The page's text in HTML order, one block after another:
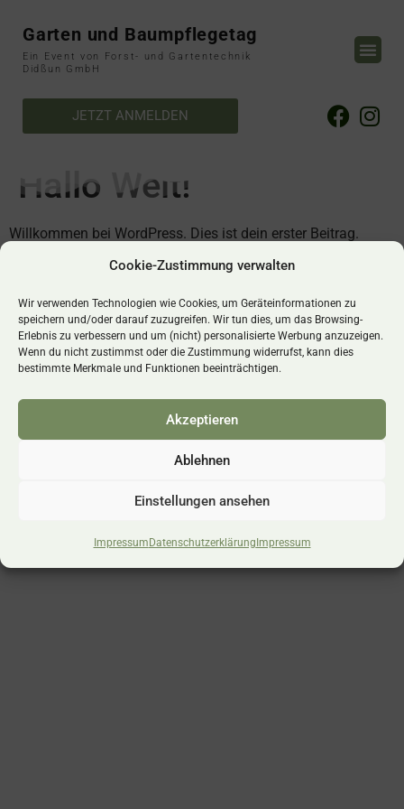
Cookie-Zustimmung verwalten
Wir verwenden Technologien wie Cookies, um Geräteinformationen zu
speichern und/oder darauf zuzugreifen. Wir tun dies, um das Browsing-
Erlebnis zu verbessern und um (nicht) personalisierte Werbung anzuzeigen.
Wenn du nicht zustimmst oder die Zustimmung widerrufst, kann dies
bestimmte Merkmale und Funktionen beeinträchtigen.
Akzeptieren
Ablehnen
Einstellungen ansehen
Impressum Datenschutzerklärung Impressum
Garten und Baumpflegetag
Ein Event von Forst- und Gartentechnik
Didßun GmbH
JETZT ANMELDEN
Hallo Welt!
Willkommen bei WordPress. Dies ist dein erster Beitrag.
Bearbeite oder lösche ihn und beginne mit dem Schreiben!
Schreibe einen Kommentar
Du musst angemeldet sein, um einen Kommentar
abzugeben.
Datenschutz
© 2023 Alle Rechte vorbehalten | Gartenbox & Didßun